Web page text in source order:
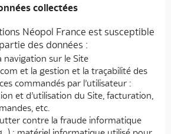
collectées
Néopol France est susceptible
des données :
sur le Site
et la gestion et la traçabilité des
commandés par l’utilisateur :
et d’utilisation du Site, facturation,
etc.
contre la fraude informatique